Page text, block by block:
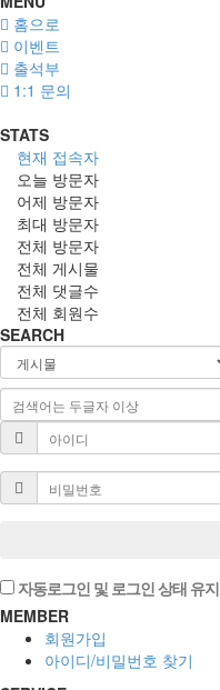
홈으로
이벤트
출석부
1:1 문의
STATS
현재 접속자
오늘 방문자
어제 방문자
최대 방문자
전체 방문자
전체 게시물
전체 댓글수
전체 회원수
SEARCH
자동로그인 및 로그인 상태 유지
MEMBER
회원가입
아이디/비밀번호 찾기